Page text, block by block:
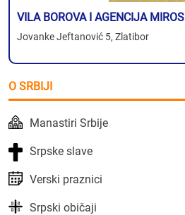
VILA BOROVA I AGENCIJA MIROS
Jovanke Jeftanović 5, Zlatibor
O SRBIJI
Manastiri Srbije
Srpske slave
Verski praznici
Srpski običaji